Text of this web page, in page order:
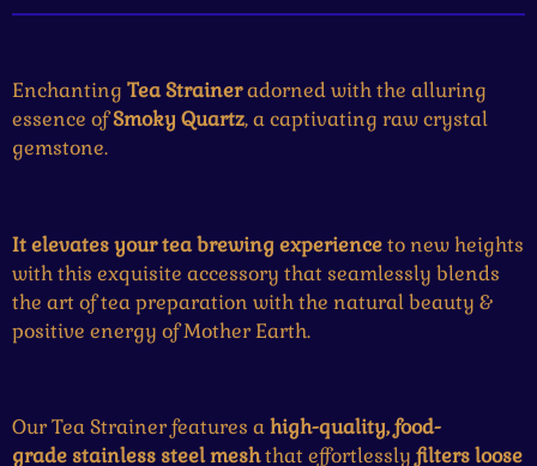
Enchanting Tea Straineradorned with the alluring
essence ofSmoky Quartz, a captivating raw crystal
gemstone.
It elevates your tea brewing experienceto new heights
with this exquisite accessory that seamlessly blends
the art of tea preparation with the natural beauty &
positive energy of Mother Earth.
Our Tea Strainer features ahigh-quality, food-
grade stainless steel meshthat effortlesslyfilters loose